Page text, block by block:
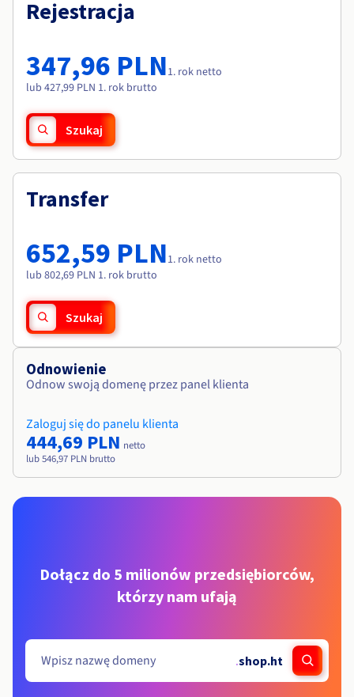
Cennik
Roadmap & Changelog
Monitorowanie
Roadmap & Changelog
Roadmap & Changelog
Roadmap & Changelog
Roadmap & Changelog
Rejestracja
347,96 PLN1. rok netto
lub 427,99 PLN 1. rok brutto
Szukaj
Transfer
652,59 PLN1. rok netto
lub 802,69 PLN 1. rok brutto
Szukaj
Odnowienie
Odnow swoją domenę przez panel klienta
Zaloguj się do panelu klienta
444,69 PLN netto
lub 546,97 PLN brutto
Dołącz do 5 milionów przedsiębiorców,
którzy nam ufają
.shop.ht